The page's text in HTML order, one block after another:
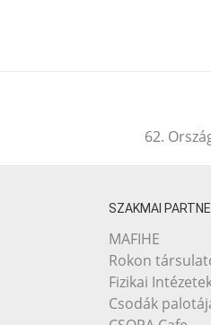
62.
SZAKMAI
MAFIHE
Rokon
Fizikai
Csodák